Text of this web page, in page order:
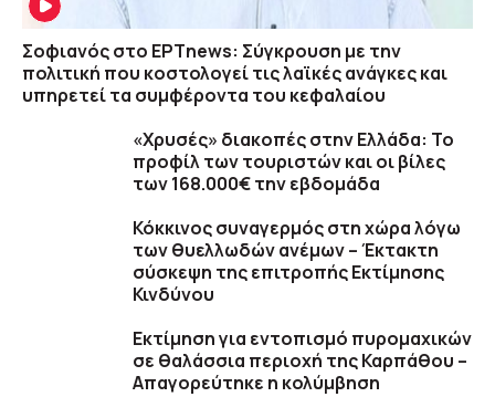
Σοφιανός στο ΕΡΤnews: Σύγκρουση με την
πολιτική που κοστολογεί τις λαϊκές ανάγκες και
υπηρετεί τα συμφέροντα του κεφαλαίου
«Χρυσές» διακοπές στην Ελλάδα: Το
προφίλ των τουριστών και οι βίλες
των 168.000€ την εβδομάδα
Κόκκινος συναγερμός στη χώρα λόγω
των θυελλωδών ανέμων – Έκτακτη
σύσκεψη της επιτροπής Εκτίμησης
Κινδύνου
Εκτίμηση για εντοπισμό πυρομαχικών
σε θαλάσσια περιοχή της Καρπάθου –
Απαγορεύτηκε η κολύμβηση